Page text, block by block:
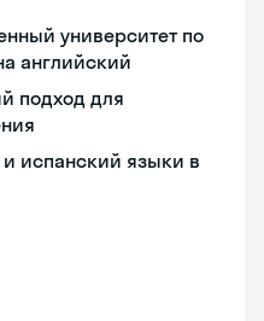
университет по
английский
подход для
испанский языки в